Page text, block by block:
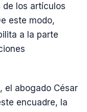
de los artículos
este modo,
a la parte
el abogado César
encuadre, la